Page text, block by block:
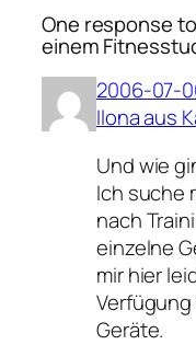
One response
einem
2006-07-
Ilona aus
Und wie
Ich suche
nach
einzelne
mir hier
Geräte.